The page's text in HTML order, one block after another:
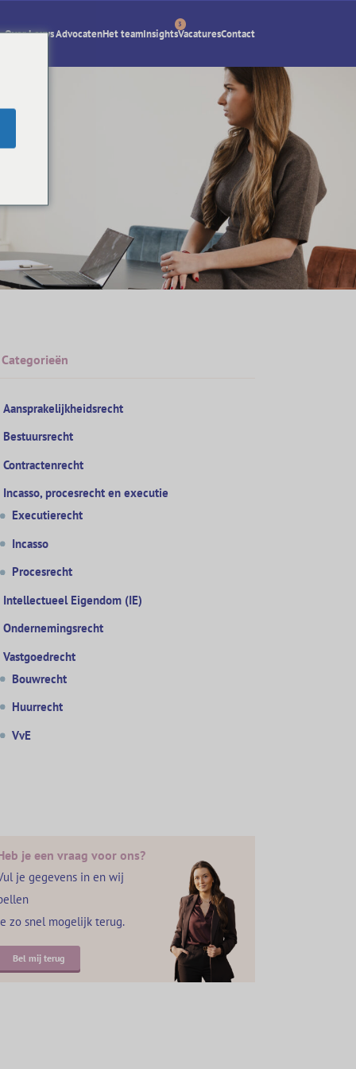
Over Lexys AdvocatenHet teamInsights
3
VacaturesContact
Categorieën
Aansprakelijkheidsrecht
Bestuursrecht
Contractenrecht
Incasso, procesrecht en executie
Executierecht
Incasso
Procesrecht
Intellectueel Eigendom (IE)
Ondernemingsrecht
Vastgoedrecht
Bouwrecht
Huurrecht
VvE
je een vraag voor ons?
je gegevens in en wij
zo snel mogelijk terug.
Bel mij terug